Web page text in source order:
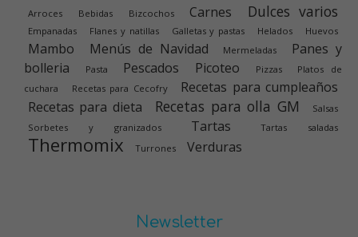
Arroces Bebidas Bizcochos Carnes Dulces varios
Empanadas Flanes y natillas Galletas y pastas Helados Huevos
Mambo Menús de Navidad Mermeladas
Panes y
bolleria
Pasta Pescados Picoteo Pizzas
Platos de
cuchara
Recetas para Cecofry
Recetas para cumpleaños
Recetas para dieta
Recetas para olla GM
Salsas
Sorbetes y granizados
Tartas Tartas saladas
Thermomix Turrones Verduras
Newsletter